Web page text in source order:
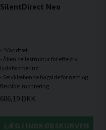
SilentDirect Neo
- *Vandtæt
- Åben cellestruktur for effektiv
lydabsorbering
- Selvklæbende bagside for nem og
606,19 DKK
LÆG I INDKØBSKURVEN